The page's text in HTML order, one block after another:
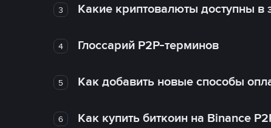
3 Какие криптовалюты доступны в
4 Глоссарий P2P-терминов
5 Как добавить новые способы
6 Как купить биткоин на Binance